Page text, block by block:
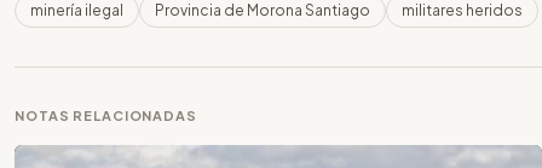
minería ilegal Provincia de Morona Santiago militares heridos
NOTAS RELACIONADAS